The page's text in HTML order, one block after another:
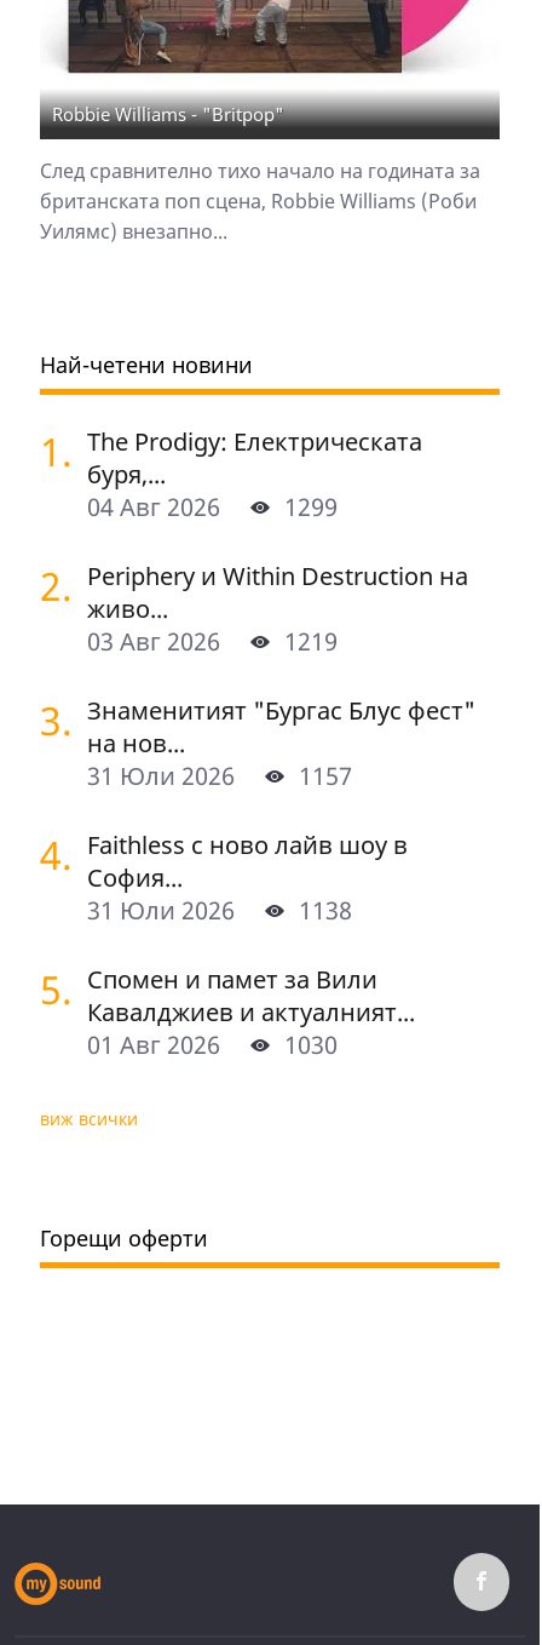
Robbie Williams - "Britpop"
След сравнително тихо начало на годината за
британската поп сцена, Robbie Williams (Роби
Уилямс) внезапно...
Най-четени новини
1. The Prodigy: Електрическата
буря,...
04 Авг 2026
1299
2. Periphery и Within Destruction на
живо...
03 Авг 2026
1219
3. Знаменитият "Бургас Блус фест"
на нов...
31 Юли 2026
1157
4. Faithless с ново лайв шоу в
София...
31 Юли 2026
1138
5. Спомен и памет за Вили
Кавалджиев и актуалният...
01 Авг 2026
1030
виж всички
Горещи оферти